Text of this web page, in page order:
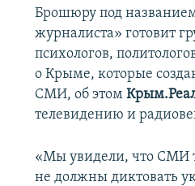
Брошюру под
журналиста» готовит
психологов,
о Крыме, которые
СМИ, об этом
телевидению и
«Мы увидели, что СМИ
не должны диктовать